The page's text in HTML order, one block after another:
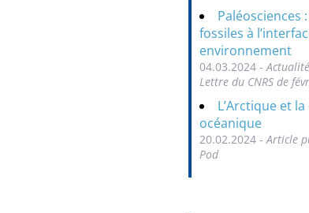
Paléosciences
fossiles à
environnement
04.03.2024 -
Lettre du CNRS de
L’Arctique et
océanique
20.02.2024 - Article
Pod